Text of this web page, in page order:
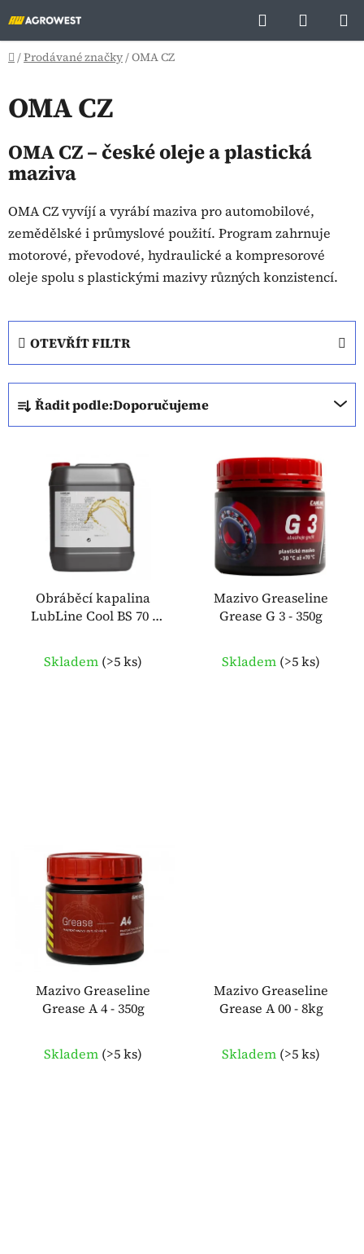
na
obsah
Hledat
KOŠÍK
Domů
/Prodávané značky/OMA CZ
OMA CZ
OMA CZ – české oleje a plastická
maziva
OMA CZ vyvíjí a vyrábí maziva pro automobilové,
zemědělské i průmyslové použití. Program zahrnuje
motorové, převodové, hydraulické a kompresorové
oleje spolu s plastickými mazivy různých konzistencí.
OTEVŘÍT FILTR
Ř
a
z
Řadit podle:Doporučujeme
Obráběcí kapalina
LubLine Cool BS 70 -
Skladem (>5 ks)
Mazivo Greaseline
Grease G 3 - 350g
Skladem (>5 ks)
Mazivo Greaseline
Grease A 4 - 350g
Skladem (>5 ks)
Mazivo Greaseline
Grease A 00 - 8kg
Skladem (>5 ks)